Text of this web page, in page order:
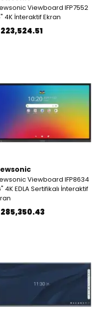
Viewboard IFP7552
4K İnteraktif Ekran
Viewboard IFP8634
4K EDLA Sertifikalı İnteraktif